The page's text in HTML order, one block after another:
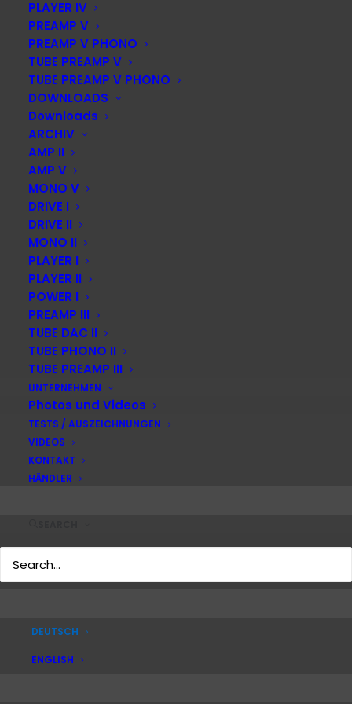
PLAYER IV
PREAMP V
PREAMP V PHONO
TUBE PREAMP V
TUBE PREAMP V PHONO
DOWNLOADS
Downloads
ARCHIV
AMP II
AMP V
MONO V
DRIVE I
DRIVE II
MONO II
PLAYER I
PLAYER II
POWER I
PREAMP III
TUBE DAC II
TUBE PHONO II
TUBE PREAMP III
UNTERNEHMEN
Photos und Videos
TESTS / AUSZEICHNUNGEN
VIDEOS
KONTAKT
HÄNDLER
DEUTSCH
ENGLISH
DIESE SEITE TEILEN:
ACCUSTIC ARTS Audio GmbH
Home of ACCUSTIC ARTS®
Hoher Steg 7
74348 Lauffen
Telefon +49 7133 97477-0
Telefax +49 7133 97477-40
Mobil: +49 176 97908171
E-Mail:info@accusticarts.de
Aktuelles
Kontakt
Blog
Impressum
Rechtliches
Datenschutzerklärung
AGB
Warranty Terms
© 2026 ACCUSTIC ARTS Audio GmbH – Home of ACCUSTIC ARTS®